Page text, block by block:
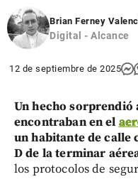
Brian Ferney
Digital - Alcance
12 de septiembre de 2025
Un hecho sorprendió
encontraban en el
un habitante de calle
D de la terminar
los protocolos de